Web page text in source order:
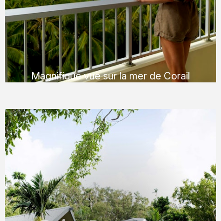
Magnifique vue sur la mer de Corail
jardins paysagers ou une vue à vous couper
le souffle de la mer de Corail.
EN SAVOIR PLUS
Zone de jardins tropicaux
Palm Bungalows